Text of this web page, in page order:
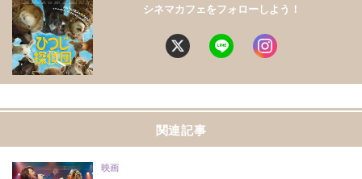
シネマカフェをフォローしよう！
関連記事
映画